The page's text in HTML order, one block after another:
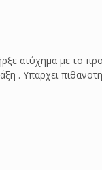
ατύχημα με το
. Υπαρχει